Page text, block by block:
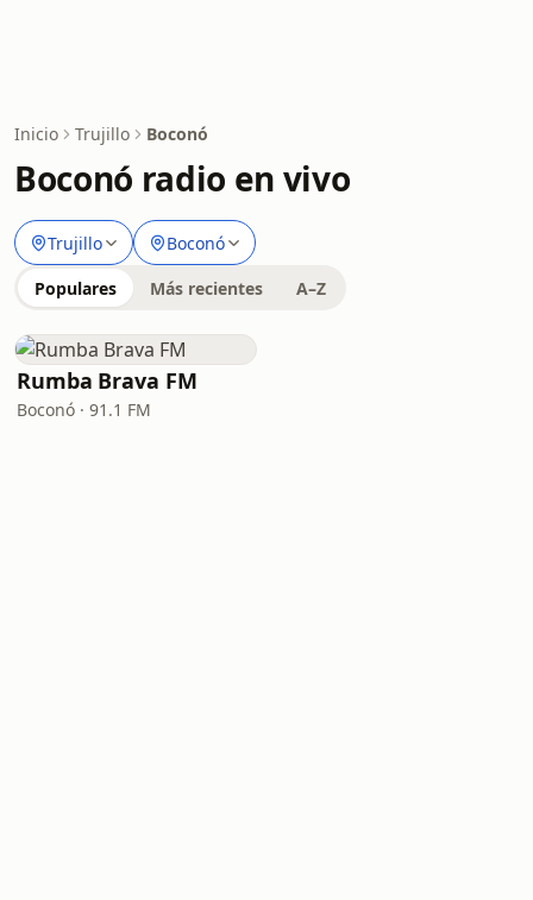
Inicio Trujillo Boconó
Boconó radio en vivo
Trujillo Boconó
Populares Más recientes A–Z
Rumba Brava FM
Boconó · 91.1 FM